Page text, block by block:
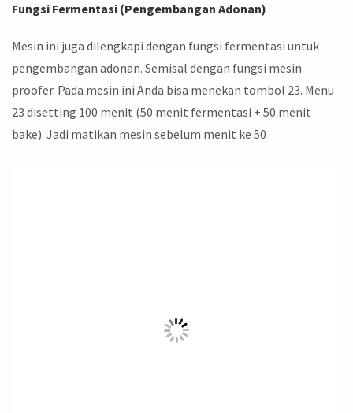
Fungsi Fermentasi (Pengembangan Adonan)
Mesin ini juga dilengkapi dengan fungsi fermentasi untuk
pengembangan adonan. Semisal dengan fungsi mesin
proofer. Pada mesin ini Anda bisa menekan tombol 23. Menu
23 disetting 100 menit (50 menit fermentasi + 50 menit
bake). Jadi matikan mesin sebelum menit ke 50